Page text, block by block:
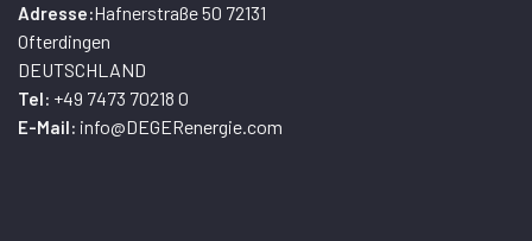
Adresse:Hafnerstraße 50 72131
Ofterdingen
DEUTSCHLAND
Tel: +49 7473 70218 0
E-Mail: info@DEGERenergie.com